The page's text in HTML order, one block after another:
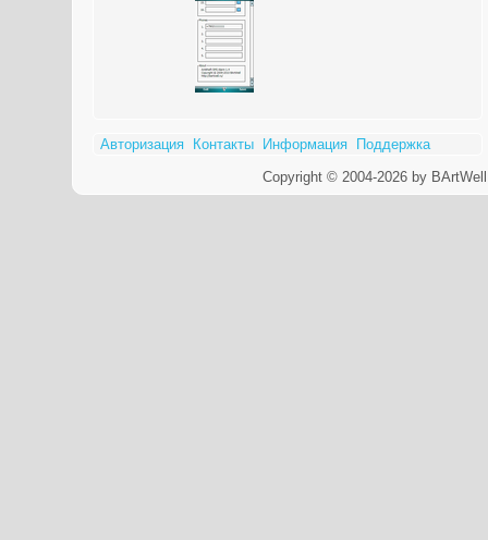
Авторизация Контакты Информация
Поддержка
Copyright © 2004-2026 by BArtWell